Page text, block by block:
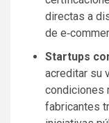
directas a
de
Startups
acreditar su
condiciones
fabricantes